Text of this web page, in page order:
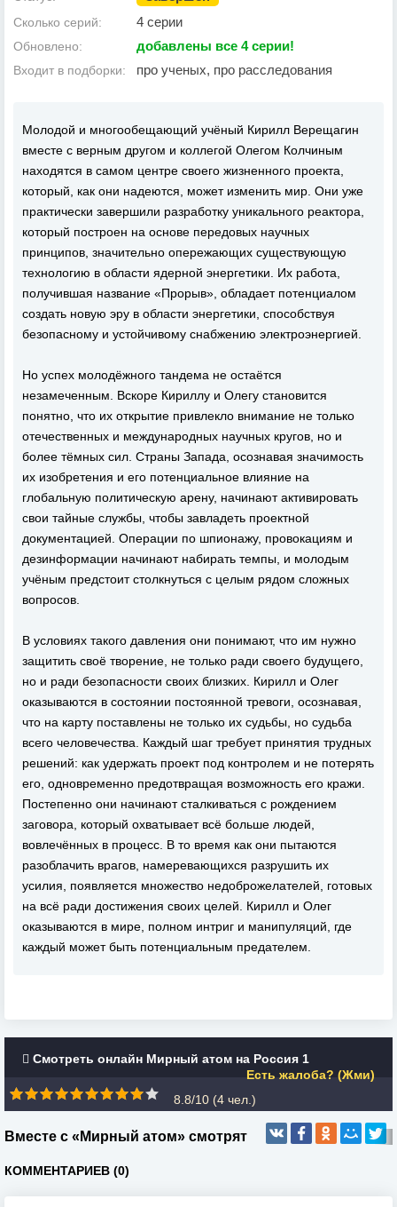
Сколько серий: 4 серии
Обновлено: добавлены все 4 серии!
Входит в подборки: про ученых, про расследования
Молодой и многообещающий учёный Кирилл Верещагин
вместе с верным другом и коллегой Олегом Колчиным
находятся в самом центре своего жизненного проекта,
который, как они надеются, может изменить мир. Они уже
практически завершили разработку уникального реактора,
который построен на основе передовых научных
принципов, значительно опережающих существующую
технологию в области ядерной энергетики. Их работа,
получившая название «Прорыв», обладает потенциалом
создать новую эру в области энергетики, способствуя
безопасному и устойчивому снабжению электроэнергией.
Но успех молодёжного тандема не остаётся
незамеченным. Вскоре Кириллу и Олегу становится
понятно, что их открытие привлекло внимание не только
отечественных и международных научных кругов, но и
более тёмных сил. Страны Запада, осознавая значимость
их изобретения и его потенциальное влияние на
глобальную политическую арену, начинают активировать
свои тайные службы, чтобы завладеть проектной
документацией. Операции по шпионажу, провокациям и
дезинформации начинают набирать темпы, и молодым
учёным предстоит столкнуться с целым рядом сложных
вопросов.
В условиях такого давления они понимают, что им нужно
защитить своё творение, не только ради своего будущего,
но и ради безопасности своих близких. Кирилл и Олег
оказываются в состоянии постоянной тревоги, осознавая,
что на карту поставлены не только их судьбы, но судьба
всего человечества. Каждый шаг требует принятия трудных
решений: как удержать проект под контролем и не потерять
его, одновременно предотвращая возможность его кражи.
Постепенно они начинают сталкиваться с рождением
заговора, который охватывает всё больше людей,
вовлечённых в процесс. В то время как они пытаются
разоблачить врагов, намеревающихся разрушить их
усилия, появляется множество недоброжелателей, готовых
на всё ради достижения своих целей. Кирилл и Олег
оказываются в мире, полном интриг и манипуляций, где
каждый может быть потенциальным предателем.
Смотреть онлайн Мирный атом на Россия 1
Есть жалоба? (Жми)
8.8/10 (4 чел.)
Вместе с «Мирный атом» смотрят
КОММЕНТАРИЕВ (0)